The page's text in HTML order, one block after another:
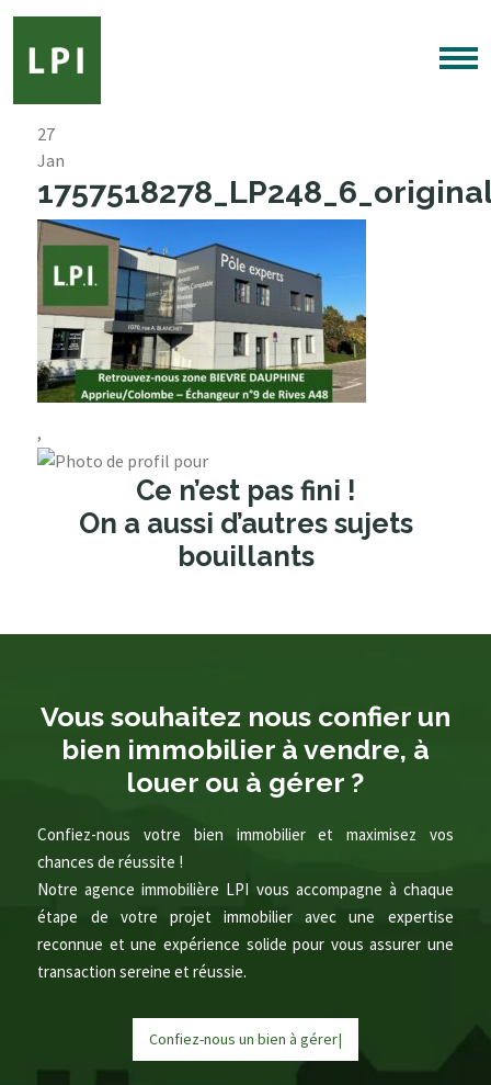
27
Jan
,
Ce n’est pas fini !
On a aussi d’autres sujets
bouillants
Vous souhaitez nous confier un
bien immobilier à vendre, à
louer ou à gérer ?
Confiez-nous votre bien immobilier et maximisez vos
chances de réussite !
Notre agence immobilière LPI vous accompagne à chaque
étape de votre projet immobilier avec une expertise
reconnue et une expérience solide pour vous assurer une
transaction sereine et réussie.
Confiez-nous un bien à gérer|